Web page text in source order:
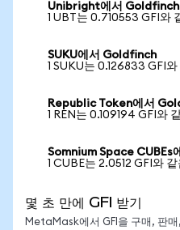
Unibright에서 Goldfinch
1 UBT는 0.710553 GFI와
SUKU에서 Goldfinch
1 SUKU는 0.126833 GFI와
Republic Token에서
1 REN는 0.109194 GFI와
Somnium Space CUBEs
1 CUBE는 2.0512 GFI와 같
몇 초 만에 GFI 받기
MetaMask에서 GFI을 구매, 판